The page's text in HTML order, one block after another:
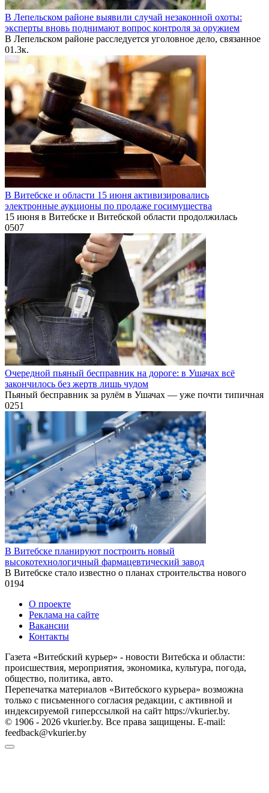
В Лепельском районе выявили случай незаконной охоты:
эксперты вновь поднимают вопрос контроля за оружием
В Лепельском районе расследуется уголовное дело, связанное
01.3к.
В Витебске и области 15 июня активизировались
электронные аукционы по продаже госимущества
15 июня в Витебске и Витебской области продолжилась
0507
Очередной пьяный бесправник на дороге: в Ушачах всё
закончилось без жертв лишь чудом
Пьяный бесправник за рулём в Ушачах — уже почти типичная
0251
В Витебске планируют построить новый
высокотехнологичный фармацевтический завод
В Витебске стало известно о планах строительства нового
0194
О проекте
Реклама на сайте
Вакансии
Контакты
Газета «Витебский курьер» - новости Витебска и области:
происшествия, мероприятия, экономика, культура, погода,
общество, политика, авто.
Перепечатка материалов «Витебского курьера» возможна
только с письменного согласия редакции, с активной и
индексируемой гиперссылкой на сайт https://vkurier.by.
© 1906 - 2026 vkurier.by. Все права защищены. E-mail:
feedback@vkurier.by